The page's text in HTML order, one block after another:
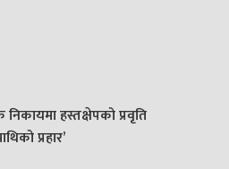
निकायमा हस्तक्षेपको प्रवृति
प्रहार’